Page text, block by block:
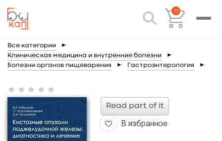
0
Все категории ►
Клиническая медицина и внутренние болезни ►
Болезни органов пищеварения ► Гастроэнтерология ►
Read part of it
В избранное